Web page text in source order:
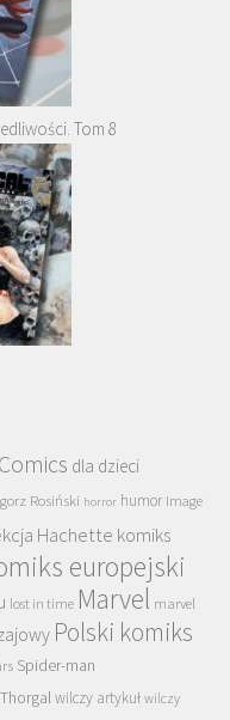
Tom 8
dla dzieci
Rosiński horror humor Image
Hachette komiks
europejski
lost in time Marvel marvel
Polski komiks
Spider-man
Thorgalwilczy artykuł wilczy